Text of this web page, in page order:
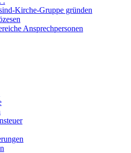
Kirche-Gruppe gründen
Ansprechpersonen